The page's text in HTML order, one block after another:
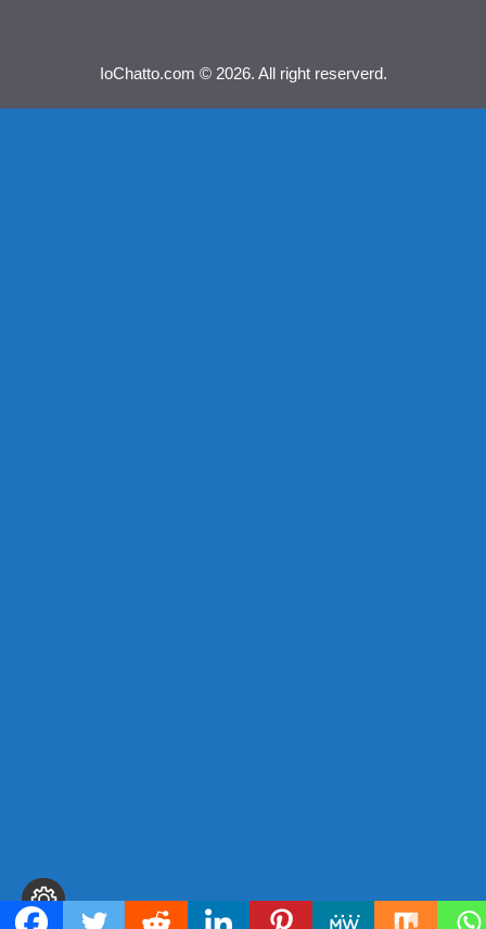
IoChatto.com © 2026. All right reserverd.